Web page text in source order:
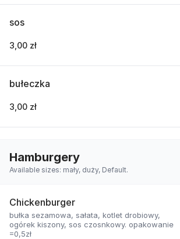
sos
3,00 zł
bułeczka
3,00 zł
Hamburgery
Available sizes: mały, duży, Default.
Chickenburger
bułka sezamowa, sałata, kotlet drobiowy,
ogórek kiszony, sos czosnkowy. opakowanie
=0,5zł